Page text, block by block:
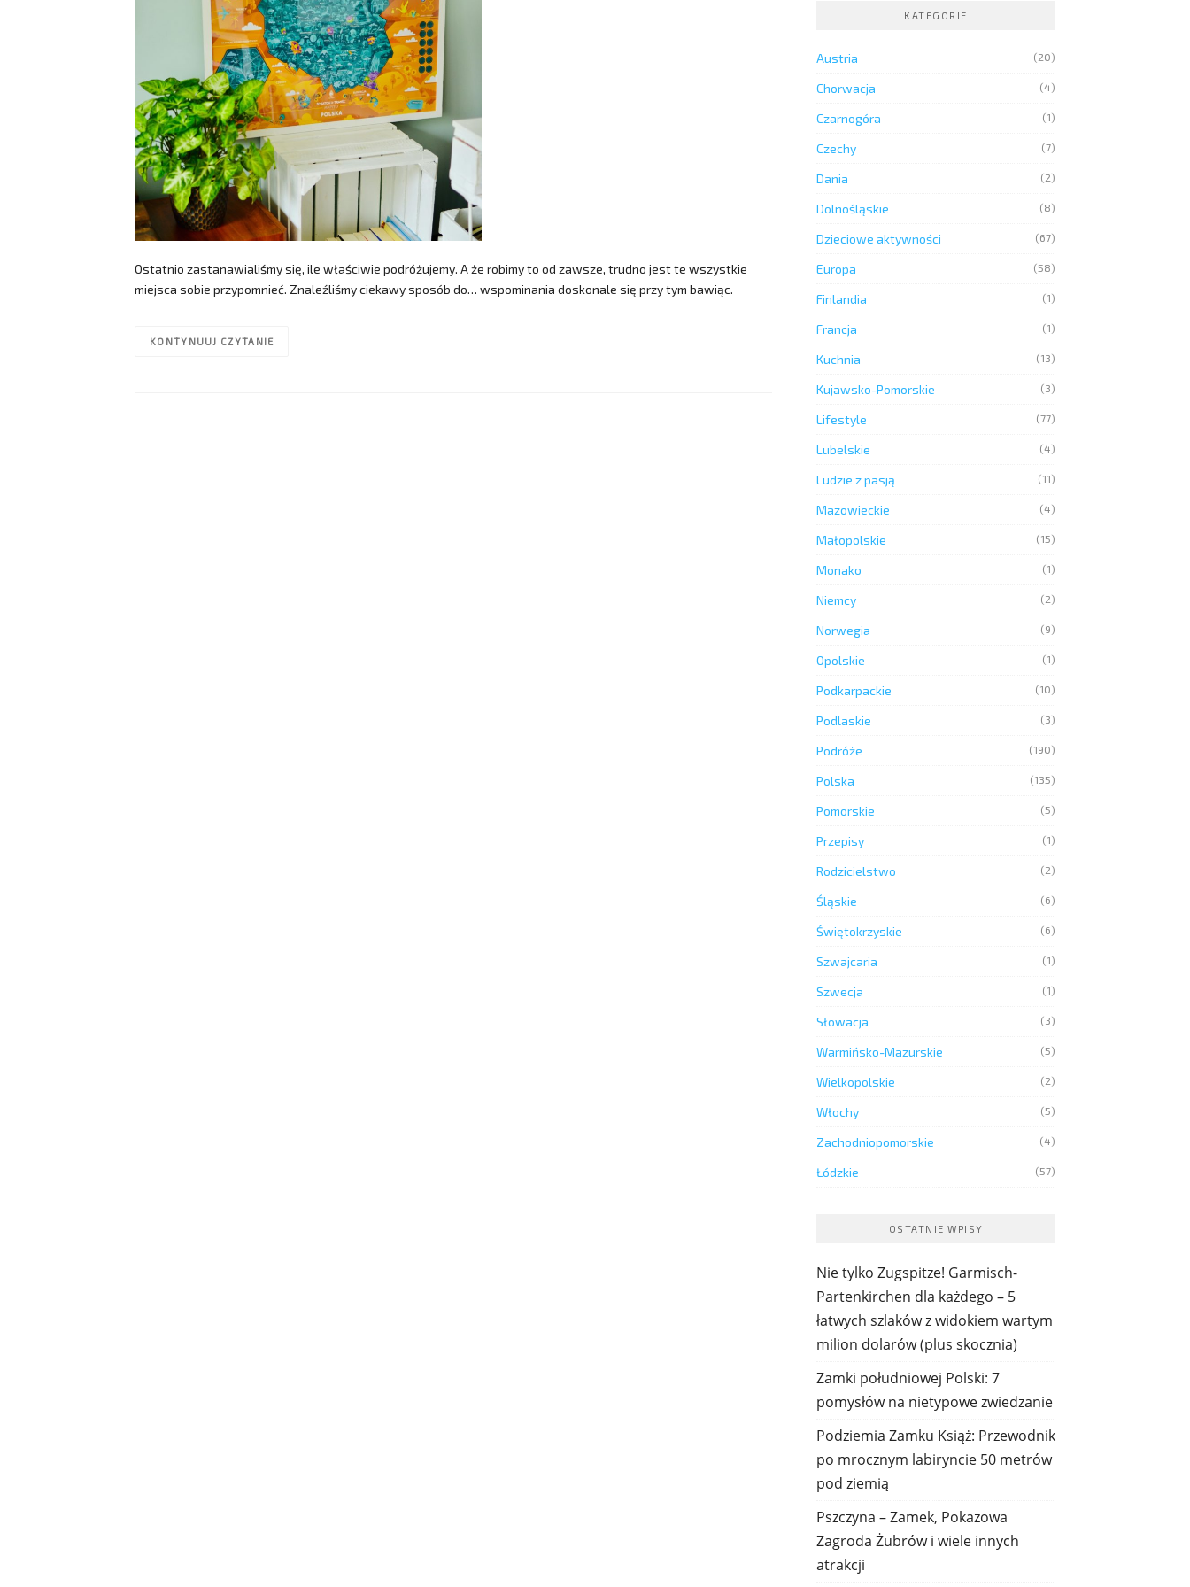
Ostatnio zastanawialiśmy się, ile właściwie podróżujemy. A że robimy to od zawsze, trudno jest te wszystkie
miejsca sobie przypomnieć. Znaleźliśmy ciekawy sposób do… wspominania doskonale się przy tym bawiąc.
KONTYNUUJ CZYTANIE
KATEGORIE
Austria (20)
Chorwacja (4)
Czarnogóra (1)
Czechy (7)
Dania (2)
Dolnośląskie (8)
Dzieciowe aktywności (67)
Europa (58)
Finlandia (1)
Francja (1)
Kuchnia (13)
Kujawsko-Pomorskie (3)
Lifestyle (77)
Lubelskie (4)
Ludzie z pasją (11)
Mazowieckie (4)
Małopolskie (15)
Monako (1)
Niemcy (2)
Norwegia (9)
Opolskie (1)
Podkarpackie (10)
Podlaskie (3)
Podróże (190)
Polska (135)
Pomorskie (5)
Przepisy (1)
Rodzicielstwo (2)
Śląskie (6)
Świętokrzyskie (6)
Szwajcaria (1)
Szwecja (1)
Słowacja (3)
Warmińsko-Mazurskie (5)
Wielkopolskie (2)
Włochy (5)
Zachodniopomorskie (4)
Łódzkie (57)
OSTATNIE WPISY
Nie tylko Zugspitze! Garmisch-
Partenkirchen dla każdego – 5
łatwych szlaków z widokiem wartym
milion dolarów (plus skocznia)
Zamki południowej Polski: 7
pomysłów na nietypowe zwiedzanie
Podziemia Zamku Książ: Przewodnik
po mrocznym labiryncie 50 metrów
pod ziemią
Pszczyna – Zamek, Pokazowa
Zagroda Żubrów i wiele innych
atrakcji